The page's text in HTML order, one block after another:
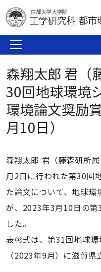
森翔太郎 君（
30回地球環境
環境論文奨励
月10日）
森翔太郎 君（藤森研所
月2日に行われた第30回
た論文について、地球環
が、2023年3月10日の第
した。
表彰式は、第31回地球
（2023年9月）に滋賀県